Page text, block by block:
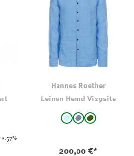
Hannes Roether
Leinen Hemd Vi29site
auswählen
hellbleu
(Diese Option ist
blaugrauhell oliv-
(Diese Option
200,00 €*